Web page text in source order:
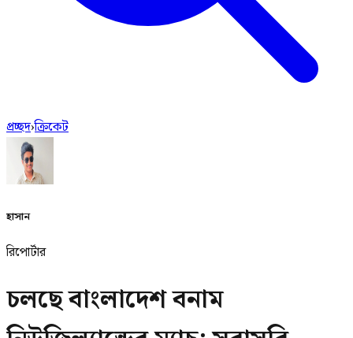
প্রচ্ছদ›ক্রিকেট
হাসান
রিপোর্টার
চলছে বাংলাদেশ বনাম